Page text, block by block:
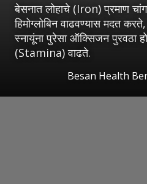
बेसनात लोहाचे (Iron) प्रमाण
हिमोग्लोबिन वाढवण्यास मदत
स्नायूंना पुरेसा ऑक्सिजन पुरवठा
(Stamina) वाढते.
Besan Health